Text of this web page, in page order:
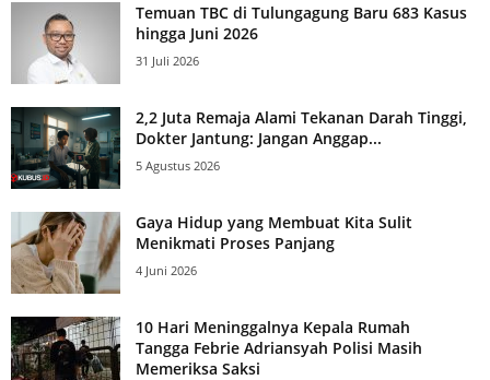
Temuan TBC di Tulungagung Baru 683 Kasus
hingga Juni 2026
31 Juli 2026
2,2 Juta Remaja Alami Tekanan Darah Tinggi,
Dokter Jantung: Jangan Anggap...
5 Agustus 2026
Gaya Hidup yang Membuat Kita Sulit
Menikmati Proses Panjang
4 Juni 2026
10 Hari Meninggalnya Kepala Rumah
Tangga Febrie Adriansyah Polisi Masih
Memeriksa Saksi